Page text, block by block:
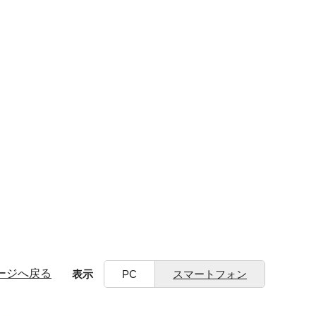
ジへ戻る 表示 PC スマートフォン